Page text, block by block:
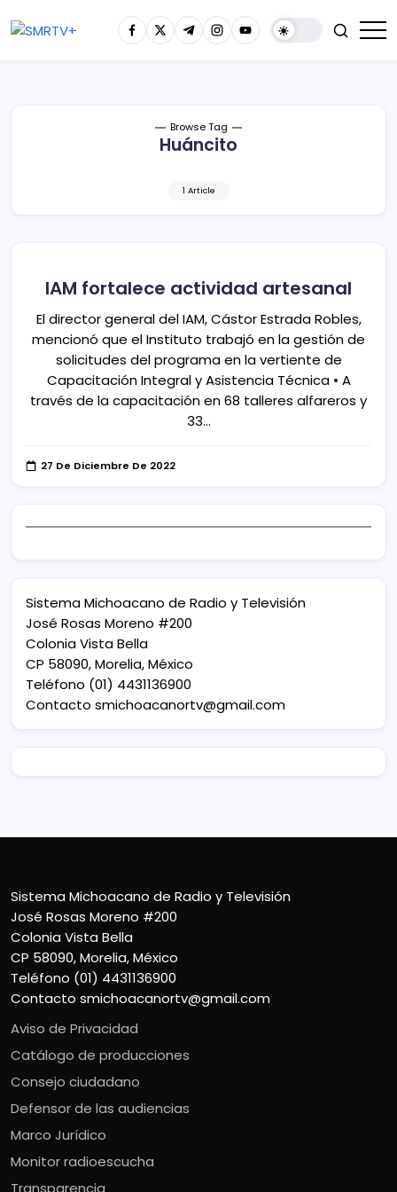
Browse Tag
Huáncito
1 Article
IAM fortalece actividad artesanal
El director general del IAM, Cástor Estrada Robles,
mencionó que el Instituto trabajó en la gestión de
solicitudes del programa en la vertiente de
Capacitación Integral y Asistencia Técnica • A
través de la capacitación en 68 talleres alfareros y
33…
27 De Diciembre De 2022
Sistema Michoacano de Radio y Televisión
José Rosas Moreno #200
Colonia Vista Bella
CP 58090, Morelia, México
Teléfono (01) 4431136900
Contacto smichoacanortv@gmail.com
Sistema Michoacano de Radio y Televisión
José Rosas Moreno #200
Colonia Vista Bella
CP 58090, Morelia, México
Teléfono (01) 4431136900
Contacto smichoacanortv@gmail.com
Aviso de Privacidad
Catálogo de producciones
Consejo ciudadano
Defensor de las audiencias
Marco Jurídico
Monitor radioescucha
Transparencia